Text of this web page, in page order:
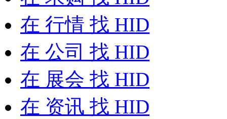
在 行情 找 HID
在 公司 找 HID
在 展会 找 HID
在 资讯 找 HID